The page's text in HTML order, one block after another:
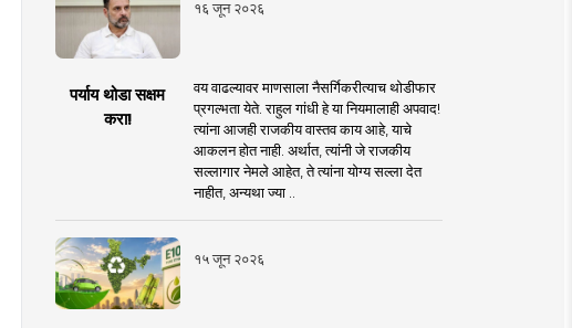
१६ जून २०२६
पर्याय थोडा सक्षम
करा!
वय वाढल्यावर माणसाला नैसर्गिकरीत्याच थोडीफार
प्रगल्भता येते. राहुल गांधी हे या नियमालाही अपवाद!
त्यांना आजही राजकीय वास्तव काय आहे, याचे
आकलन होत नाही. अर्थात, त्यांनी जे राजकीय
सल्लागार नेमले आहेत, ते त्यांना योग्य सल्ला देत
नाहीत, अन्यथा ज्या ..
१५ जून २०२६